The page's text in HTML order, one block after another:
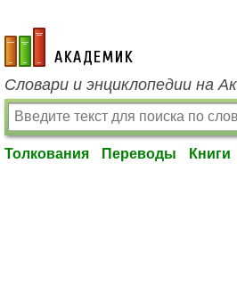
academic.ru
Словари и энциклопедии на
Толкования Переводы Книги